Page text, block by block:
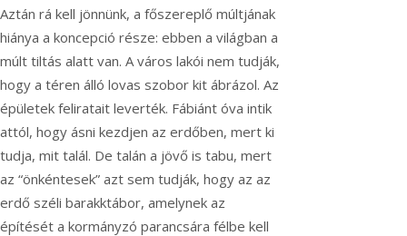
Aztán rá kell jönnünk, a főszereplő múltjának
hiánya a koncepció része: ebben a világban a
múlt tiltás alatt van. A város lakói nem tudják,
hogy a téren álló lovas szobor kit ábrázol. Az
épületek feliratait leverték. Fábiánt óva intik
attól, hogy ásni kezdjen az erdőben, mert ki
tudja, mit talál. De talán a jövő is tabu, mert
az “önkéntesek” azt sem tudják, hogy az az
erdő széli barakktábor, amelynek az
építését a kormányzó parancsára félbe kell